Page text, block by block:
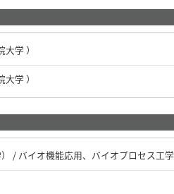
学 ）
学 ）
/ バイオ機能応用、バイオプロセス工学